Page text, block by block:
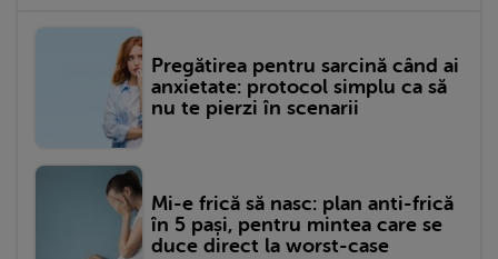
Pregătirea pentru sarcină când ai
anxietate: protocol simplu ca să
nu te pierzi în scenarii
Mi-e frică să nasc: plan anti-frică
în 5 pași, pentru mintea care se
duce direct la worst-case